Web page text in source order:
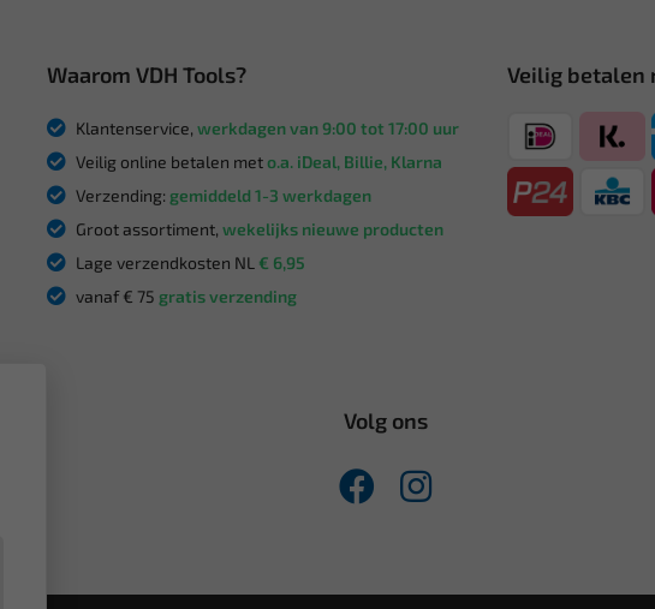
Waarom VDH Tools?
Klantenservice, werkdagen van 9:00 tot 17:00 uur
Veilig online betalen meto.a. iDeal, Billie, Klarna
Verzending: gemiddeld 1-3 werkdagen
Groot assortiment, wekelijks nieuwe producten
Lage verzendkosten NL € 6,95
vanaf € 75 gratis verzending
Veilig betalen
Volg ons